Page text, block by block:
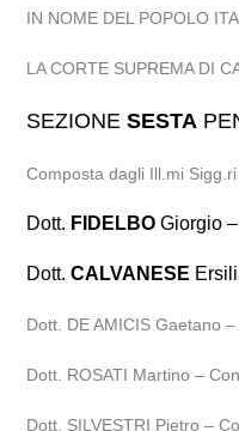
IN NOME DEL POPOLO
LA CORTE SUPREMA DI
SEZIONESESTA
Composta dagli Ill.mi
Dott. FIDELBO Giorgio
Dott.CALVANESE
Dott. DE AMICIS Gaetano
Dott. ROSATI Martino –
Dott. SILVESTRI Pietro –